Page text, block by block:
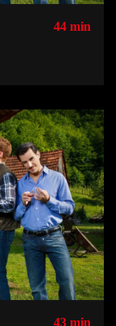
44 min
43 min